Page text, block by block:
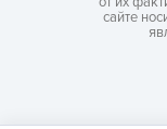
сайте